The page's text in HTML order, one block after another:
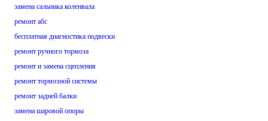
замена сальника коленвала
ремонт абс
бесплатная диагностика подвески
ремонт ручного тормоза
ремонт и замена сцепления
ремонт тормозной системы
ремонт задней балки
замена шаровой опоры